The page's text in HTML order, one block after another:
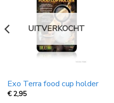
UITVERKOCHT
Exo Terra food cup holder
€ 2,95